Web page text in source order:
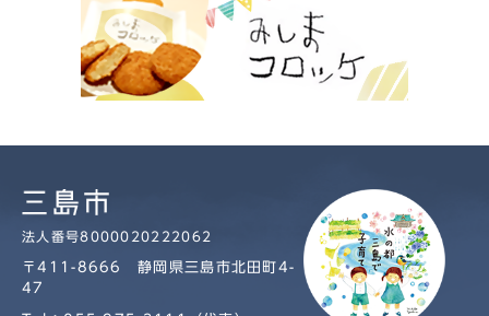
法人番号8000020222062
〒411-8666 静岡県三島市北田町4-
47